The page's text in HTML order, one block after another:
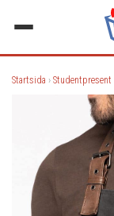
Startsida › Studentpresent